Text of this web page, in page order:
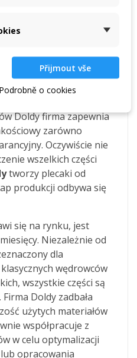
Doldy firma zapewnia
zarówno
Oczywiście nie
wszelkich części
tworzy plecaki od
produkcji odbywa się
się na rynku, jest
Niezależnie od
dla
wędrowców
wszystkie części są
Doldy zadbała
użytych materiałów
współpracuje z
w celu optymalizacji
opracowania
Přijmout vše
o cookies